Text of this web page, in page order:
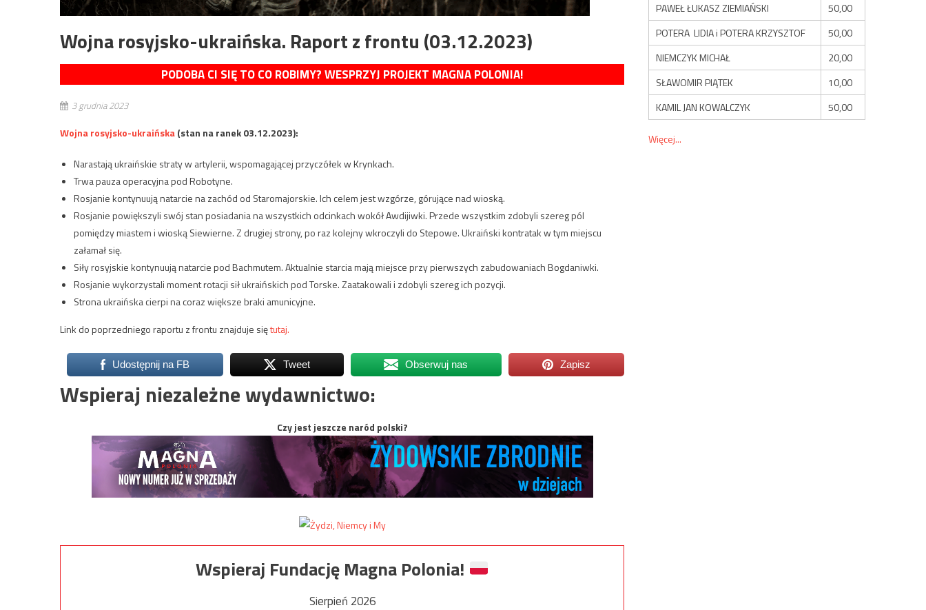
Wojna rosyjsko-ukraińska. Raport z frontu (03.12.2023)
PODOBA CI SIĘ TO CO ROBIMY? WESPRZYJ PROJEKT MAGNA POLONIA!
3 grudnia 2023
Wojna rosyjsko-ukraińska(stan na ranek 03.12.2023):
Narastają ukraińskie straty w artylerii, wspomagającej przyczółek w Krynkach.
Trwa pauza operacyjna pod Robotyne.
Rosjanie kontynuują natarcie na zachód od Staromajorskie. Ich celem jest wzgórze, górujące nad wioską.
Rosjanie powiększyli swój stan posiadania na wszystkich odcinkach wokół Awdijiwki. Przede wszystkim zdobyli szereg pól
pomiędzy miastem i wioską Siewierne. Z drugiej strony, po raz kolejny wkroczyli do Stepowe. Ukraiński kontratak w tym miejscu
załamał się.
Siły rosyjskie kontynuują natarcie pod Bachmutem. Aktualnie starcia mają miejsce przy pierwszych zabudowaniach Bogdaniwki.
Rosjanie wykorzystali moment rotacji sił ukraińskich pod Torske. Zaatakowali i zdobyli szereg ich pozycji.
Strona ukraińska cierpi na coraz większe braki amunicyjne.
Link do poprzedniego raportu z frontu znajduje siętutaj.
Udostępnij na FB Tweet Obserwuj nas Zapisz
Wspieraj niezależne wydawnictwo:
Czy jest jeszcze naród polski?
Wspieraj Fundację Magna Polonia!
Sierpień 2026
PAWEŁ ŁUKASZ ZIEMIAŃSKI
50,00
POTERA LIDIA i POTERA KRZYSZTOF
50,00
NIEMCZYK MICHAŁ
20,00
SŁAWOMIR PIĄTEK
10,00
KAMIL JAN KOWALCZYK
50,00
Więcej...